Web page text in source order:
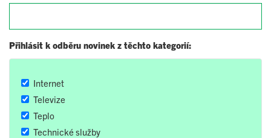
Přihlásit k odběru novinek z těchto kategorií:
Internet
Televize
Teplo
Technické služby